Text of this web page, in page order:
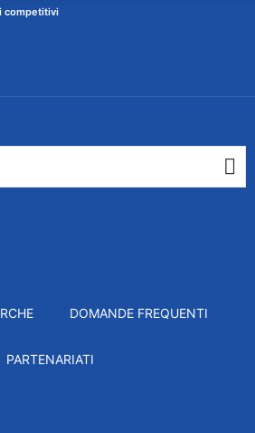
competitivi
DOMANDE FREQUENTI
PARTENARIATI